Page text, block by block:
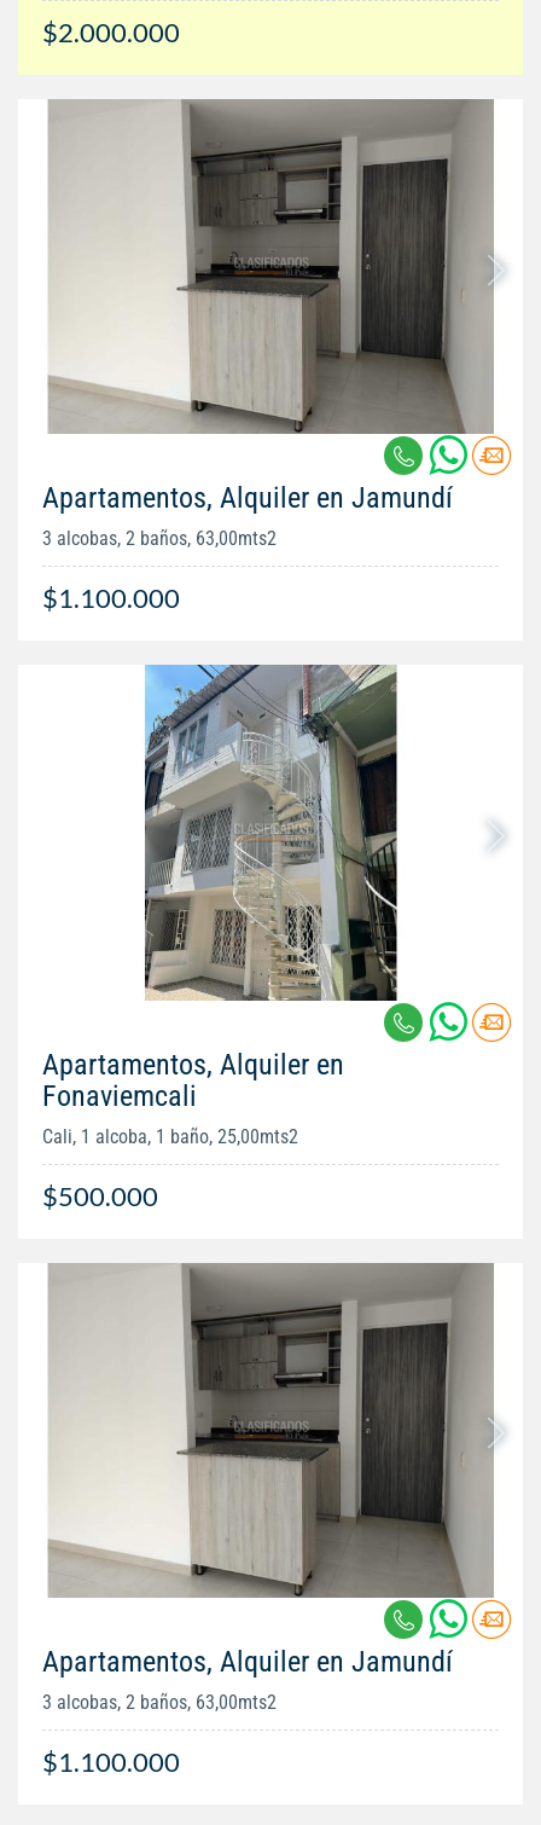
$2.000.000
Apartamentos, Alquiler en Jamundí
3 alcobas, 2 baños, 63,00mts2
$1.100.000
Apartamentos, Alquiler en
Fonaviemcali
Cali, 1 alcoba, 1 baño, 25,00mts2
$500.000
Apartamentos, Alquiler en Jamundí
3 alcobas, 2 baños, 63,00mts2
$1.100.000